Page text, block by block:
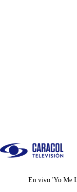
Juegos
En vivo 'Yo Me